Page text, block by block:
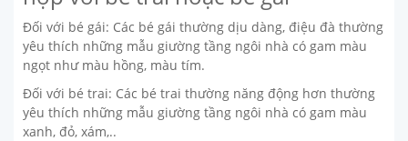
Đối với bé gái: Các bé gái thường dịu dàng, điệu đà thường
yêu thích những mẫu giường tầng ngôi nhà có gam màu
ngọt như màu hồng, màu tím.
Đối với bé trai: Các bé trai thường năng động hơn thường
yêu thích những mẫu giường tầng ngôi nhà có gam màu
xanh, đỏ, xám,..